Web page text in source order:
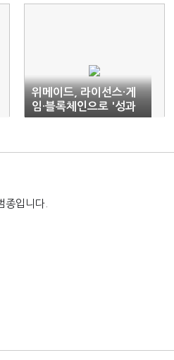
위메이드, 라이선스·게
임·블록체인으로 '성과
레벨 업'
종입니다.